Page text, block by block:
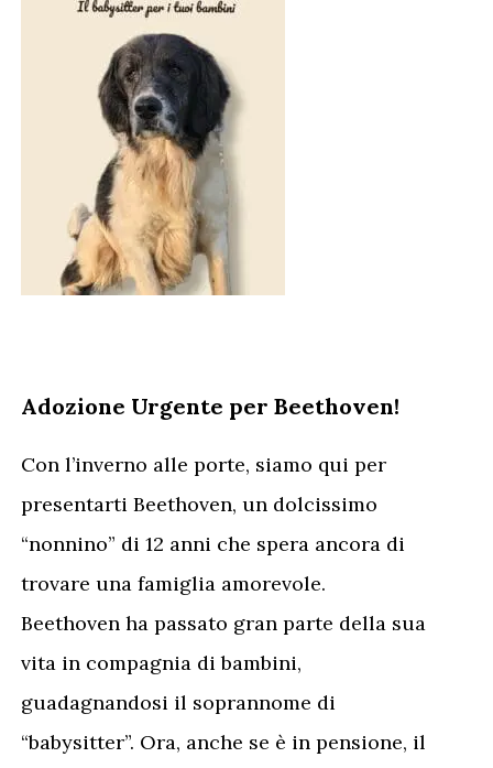
Adozione Urgente per Beethoven!
Con l’inverno alle porte, siamo qui per
presentarti Beethoven, un dolcissimo
“nonnino” di 12 anni che spera ancora di
trovare una famiglia amorevole.
Beethoven ha passato gran parte della sua
vita in compagnia di bambini,
guadagnandosi il soprannome di
“babysitter”. Ora, anche se è in pensione, il